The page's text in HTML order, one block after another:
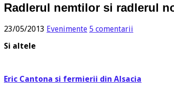
Radlerul nemtilor si radlerul
23/05/2013 Evenimente 5 comentarii
Si altele
Eric Cantona si fermierii din Alsacia